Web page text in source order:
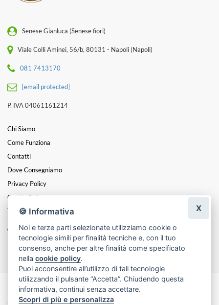
Senese Gianluca (Senese fiori)
Viale Colli Aminei, 56/b, 80131 - Napoli (Napoli)
081 7413170
[email protected]
P. IVA 04061161214
Chi Siamo
Come Funziona
Contatti
Dove Consegniamo
Privacy Policy
Cookie Policy
Termini E Condizioni
Catalogo:
Fiori Onoranze Funebri A Napoli
Made with byInfoser.it- Realizzazione Siti ecommerce per Fioristi
2026
🍪 Informativa
Noi e terze parti selezionate utilizziamo cookie o
tecnologie simili per finalità tecniche e, con il tuo
consenso, anche per altre finalità come specificato
nellacookie policy.
Puoi acconsentire all’utilizzo di tali tecnologie
utilizzando il pulsante “Accetta”. Chiudendo questa
informativa, continui senza accettare.
Scopri di più e personalizza
X